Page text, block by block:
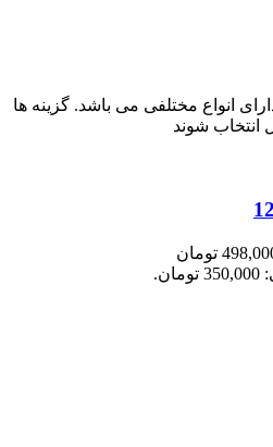
انواع مختلفی می باشد. گزینه ها
شوند
قیمت اصلی: 498,000 تومان